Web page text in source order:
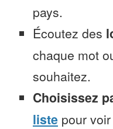
pays.
Écoutez des
chaque mot
souhaitez.
Choisissez
liste pour